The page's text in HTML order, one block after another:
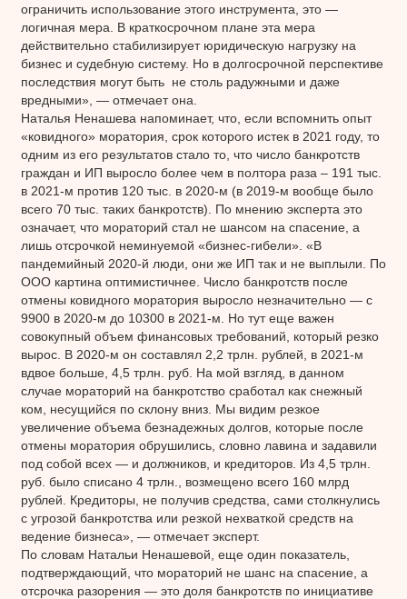
ограничить использование этого инструмента, это —
логичная мера. В краткосрочном плане эта мера
действительно стабилизирует юридическую нагрузку на
бизнес и судебную систему. Но в долгосрочной перспективе
последствия могут быть не столь радужными и даже
вредными», — отмечает она.
Наталья Ненашева напоминает, что, если вспомнить опыт
«ковидного» моратория, срок которого истек в 2021 году, то
одним из его результатов стало то, что число банкротств
граждан и ИП выросло более чем в полтора раза – 191 тыс.
в 2021-м против 120 тыс. в 2020-м (в 2019-м вообще было
всего 70 тыс. таких банкротств). По мнению эксперта это
означает, что мораторий стал не шансом на спасение, а
лишь отсрочкой неминуемой «бизнес-гибели». «В
пандемийный 2020-й люди, они же ИП так и не выплыли. По
ООО картина оптимистичнее. Число банкротств после
отмены ковидного моратория выросло незначительно — с
9900 в 2020-м до 10300 в 2021-м. Но тут еще важен
совокупный объем финансовых требований, который резко
вырос. В 2020-м он составлял 2,2 трлн. рублей, в 2021-м
вдвое больше, 4,5 трлн. руб. На мой взгляд, в данном
случае мораторий на банкротство сработал как снежный
ком, несущийся по склону вниз. Мы видим резкое
увеличение объема безнадежных долгов, которые после
отмены моратория обрушились, словно лавина и задавили
под собой всех — и должников, и кредиторов. Из 4,5 трлн.
руб. было списано 4 трлн., возмещено всего 160 млрд
рублей. Кредиторы, не получив средства, сами столкнулись
с угрозой банкротства или резкой нехваткой средств на
ведение бизнеса», — отмечает эксперт.
По словам Натальи Ненашевой, еще один показатель,
подтверждающий, что мораторий не шанс на спасение, а
отсрочка разорения — это доля банкротств по инициативе